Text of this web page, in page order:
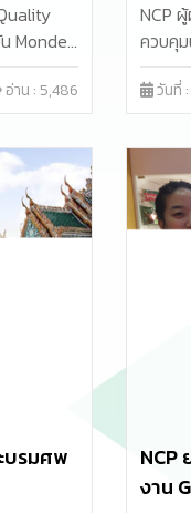
Monde
อ่าน : 5,486
NCP
ควบคุ
ตรา ฮ
ในงาน
วันที่
บรมศพ
NCP
งาน